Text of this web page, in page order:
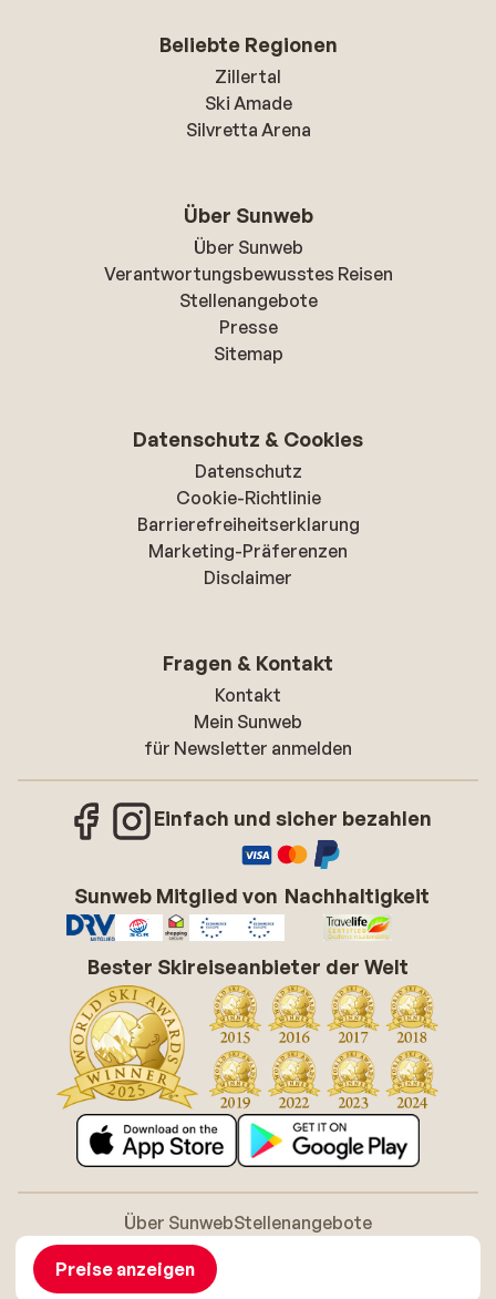
Preise anzeigen
Beliebte Regionen
Zillertal
Ski Amade
Silvretta Arena
Über Sunweb
Über Sunweb
Verantwortungsbewusstes Reisen
Stellenangebote
Presse
Sitemap
Datenschutz & Cookies
Datenschutz
Cookie-Richtlinie
Barrierefreiheitserklarung
Marketing-Präferenzen
Disclaimer
Fragen & Kontakt
Kontakt
Mein Sunweb
für Newsletter anmelden
Einfach und sicher bezahlen
Sunweb Mitglied von Nachhaltigkeit
Bester Skireiseanbieter der Welt
Über SunwebStellenangebote
Allgemeine Geschäftsbedingungen (AGB)
Cookie-RichtlinieBarrierefreiheitserklarung
Sitemap